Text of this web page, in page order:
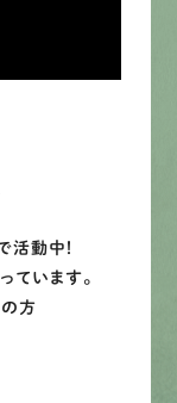
活動中！
ています。
方